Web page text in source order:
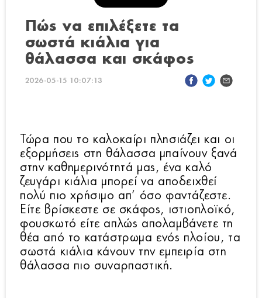
Πώς να επιλέξετε τα
σωστά κιάλια για
θάλασσα και σκάφος
2026-05-15 10:07:13
Τώρα που το καλοκαίρι πλησιάζει και οι
εξορμήσεις στη θάλασσα μπαίνουν ξανά
στην καθημερινότητά μας, ένα καλό
ζευγάρι κιάλια μπορεί να αποδειχθεί
πολύ πιο χρήσιμο απ’ όσο φαντάζεστε.
Είτε βρίσκεστε σε σκάφος, ιστιοπλοϊκό,
φουσκωτό είτε απλώς απολαμβάνετε τη
θέα από το κατάστρωμα ενός πλοίου, τα
σωστά κιάλια κάνουν την εμπειρία στη
θάλασσα πιο συναρπαστική.